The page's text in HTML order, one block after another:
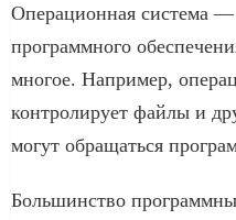
Операционная система —
программного
многое. Например,
контролирует файлы и
могут обращаться
Большинство